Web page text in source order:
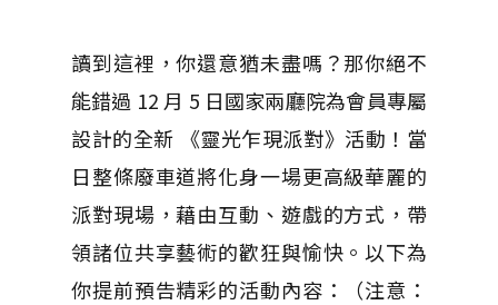
讀到這裡，你還意猶未盡嗎？那你絕不
能錯過 12 月 5 日國家兩廳院為會員專屬
設計的全新 《靈光乍現派對》活動！當
日整條廢車道將化身一場更高級華麗的
派對現場，藉由互動、遊戲的方式，帶
領諸位共享藝術的歡狂與愉快。以下為
你提前預告精彩的活動內容：（注意：